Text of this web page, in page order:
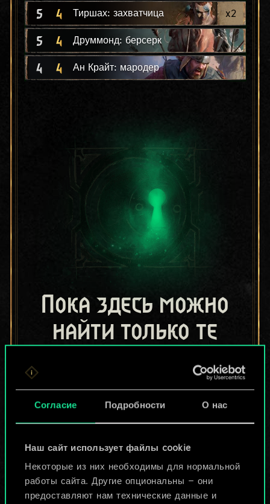
Согласие Подробности О нас
Наш сайт использует файлы cookie
Некоторые из них необходимы для нормальной
работы сайта. Другие опциональны — они
предоставляют нам технические данные и
5 4 Тиршах: захватчица x2
5 4 Друммонд: берсерк
4 4 Ан Крайт: мародер
Пока здесь можно
найти только те
поделились другие
игроки.
больше!